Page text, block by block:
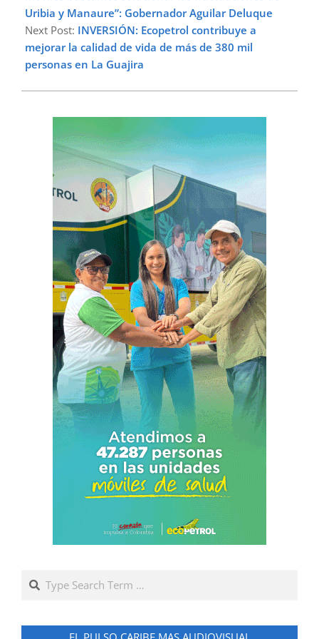
Uribia y Manaure”: Gobernador Aguilar Deluque
Next Post: INVERSIÓN: Ecopetrol contribuye a
mejorar la calidad de vida de más de 380 mil
personas en La Guajira
Search